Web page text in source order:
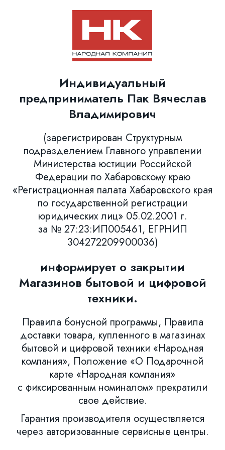
Индивидуальный
предприниматель Пак Вячеслав
Владимирович
(зарегистрирован Структурным
подразделением Главного управлении
Министерства юстиции Российской
Федерации по Хабаровскому краю
«Регистрационная палата Хабаровского края
по государственной регистрации
юридических лиц» 05.02.2001 г.
за № 27:23:ИП005461, ЕГРНИП
304272209900036)
информирует о закрытии
Магазинов бытовой и цифровой
техники.
Правила бонусной программы, Правила
доставки товара, купленного в магазинах
бытовой и цифровой техники «Народная
компания», Положение «О Подарочной
карте «Народная компания»
с фиксированным номиналом» прекратили
свое действие.
Гарантия производителя осуществляется
через авторизованные сервисные центры.